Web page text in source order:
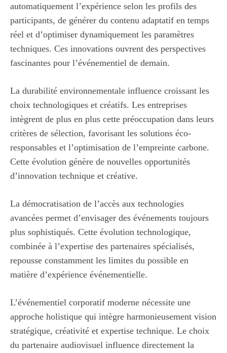
automatiquement l’expérience selon les profils des
participants, de générer du contenu adaptatif en temps
réel et d’optimiser dynamiquement les paramètres
techniques. Ces innovations ouvrent des perspectives
fascinantes pour l’événementiel de demain.
La durabilité environnementale influence croissant les
choix technologiques et créatifs. Les entreprises
intègrent de plus en plus cette préoccupation dans leurs
critères de sélection, favorisant les solutions éco-
responsables et l’optimisation de l’empreinte carbone.
Cette évolution génère de nouvelles opportunités
d’innovation technique et créative.
La démocratisation de l’accès aux technologies
avancées permet d’envisager des événements toujours
plus sophistiqués. Cette évolution technologique,
combinée à l’expertise des partenaires spécialisés,
repousse constamment les limites du possible en
matière d’expérience événementielle.
L’événementiel corporatif moderne nécessite une
approche holistique qui intègre harmonieusement vision
stratégique, créativité et expertise technique. Le choix
du partenaire audiovisuel influence directement la